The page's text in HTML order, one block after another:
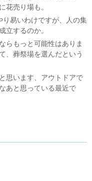
花売り場も。
易いわけですが、人の集
立するのか。
らもっと可能性はありま
、葬祭場を選んだという
思います、アウトドアで
あと思っている最近で